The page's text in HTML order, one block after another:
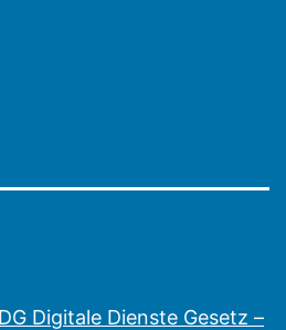
Digitale Dienste Gesetz –